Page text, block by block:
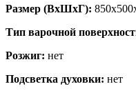
Размер (ВхШхГ):
Тип варочной
Розжиг: нет
Подсветка духовки: нет